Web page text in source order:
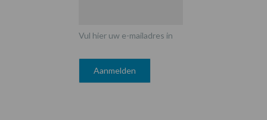
Vul hier uw e-mailadres in